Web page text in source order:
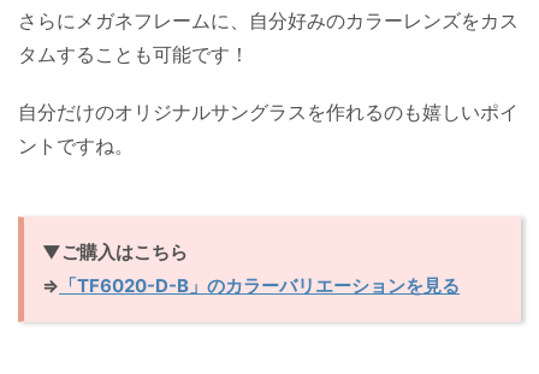
さらにメガネフレームに、自分好みのカラーレンズをカス
タムすることも可能です！
自分だけのオリジナルサングラスを作れるのも嬉しいポイ
ントですね。
▼ご購入はこちら
⇒ 「TF6020-D-B」のカラーバリエーションを見る